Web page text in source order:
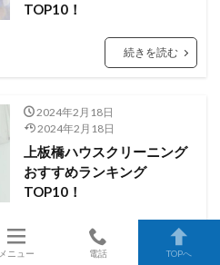
TOP10！
続きを読む
2024年2月18日
2024年2月18日
上板橋ハウスクリーニング
おすすめランキング
TOP10！
続きを読む
メニュー 電話 TOPへ